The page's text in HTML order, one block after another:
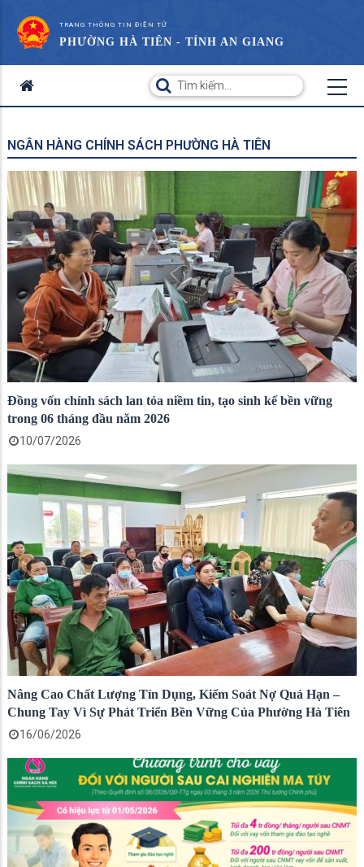
TRANG THÔNG TIN ĐIỆN TỬ
PHƯỜNG HÀ TIÊN - TỈNH AN GIANG
NGÂN HÀNG CHÍNH SÁCH PHƯỜNG HÀ TIÊN
Đồng vốn chính sách lan tỏa niềm tin, tạo sinh kế bền vững
trong 06 tháng đầu năm 2026
10/07/2026
Nâng Cao Chất Lượng Tín Dụng, Kiểm Soát Nợ Quá Hạn –
Chung Tay Vì Sự Phát Triển Bền Vững Của Phường Hà Tiên
16/06/2026